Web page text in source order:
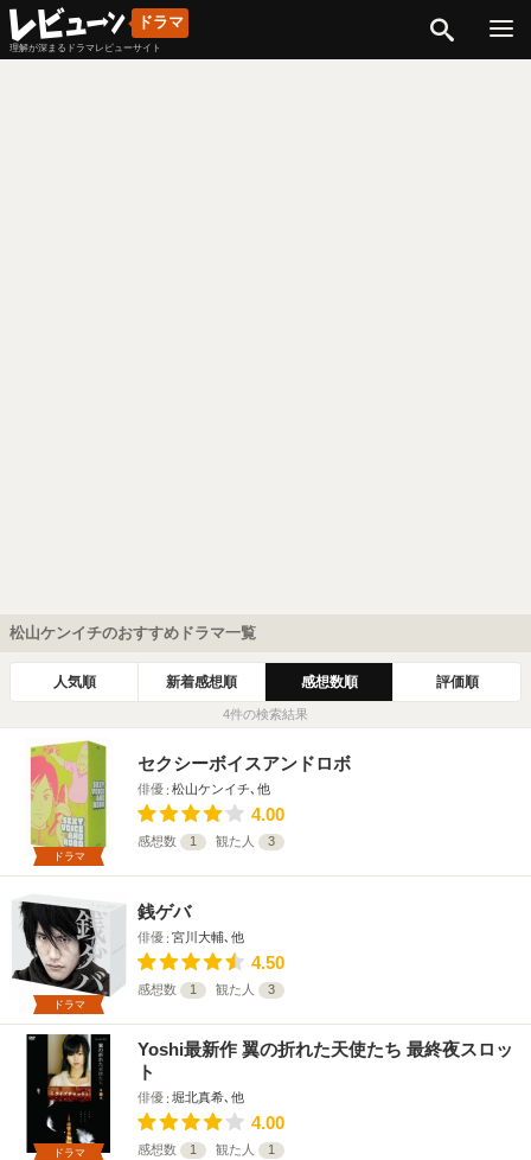
ドラマ
理解が深まるドラマレビューサイト
松山ケンイチのおすすめドラマ一覧
人気順 新着感想順 感想数順 評価順
4件の検索結果
ドラマ
セクシーボイスアンドロボ
俳優 松山ケンイチ､他
4.00
感想数 1 観た人 3
ドラマ
銭ゲバ
俳優 宮川大輔､他
4.50
感想数 1 観た人 3
ドラマ
Yoshi最新作 翼の折れた天使たち 最終夜スロッ
ト
俳優 堀北真希､他
4.00
感想数 1 観た人 1